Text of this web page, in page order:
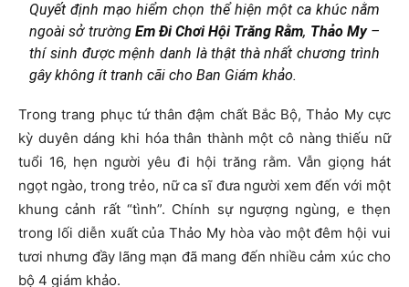
Quyết định mạo hiểm chọn thể hiện một ca khúc nằm
ngoài sở trường Em Đi Chơi Hội Trăng Rằm, Thảo My–
thí sinh được mệnh danh là thật thà nhất chương trình
gây không ít tranh cãi cho Ban Giám khảo.
Trong trang phục tứ thân đậm chất Bắc Bộ, Thảo My cực
kỳ duyên dáng khi hóa thân thành một cô nàng thiếu nữ
tuổi 16, hẹn người yêu đi hội trăng rằm. Vẫn giọng hát
ngọt ngào, trong trẻo, nữ ca sĩ đưa người xem đến với một
khung cảnh rất “tình”. Chính sự ngượng ngùng, e thẹn
trong lối diễn xuất của Thảo My hòa vào một đêm hội vui
tươi nhưng đầy lãng mạn đã mang đến nhiều cảm xúc cho
bộ 4 giám khảo.